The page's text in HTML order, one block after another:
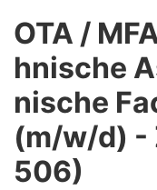
OTA /
hnische
nische
(m/w/d) -
506)